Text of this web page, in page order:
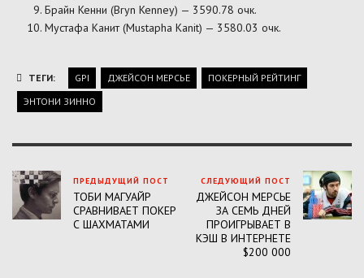
Брайн Кенни (Bryn Kenney) — 3590.78 очк.
Мустафа Канит (Mustapha Kanit) — 3580.03 очк.
ТЕГИ: GPI ДЖЕЙСОН МЕРСЬЕ
ПОКЕРНЫЙ РЕЙТИНГ
ЭНТОНИ ЗИННО
ПРЕДЫДУЩИЙ ПОСТ
ТОБИ МАГУАЙР
СРАВНИВАЕТ ПОКЕР
С ШАХМАТАМИ
СЛЕДУЮЩИЙ ПОСТ
ДЖЕЙСОН МЕРСЬЕ
ЗА СЕМЬ ДНЕЙ
ПРОИГРЫВАЕТ В
КЭШ В ИНТЕРНЕТЕ
$200 000